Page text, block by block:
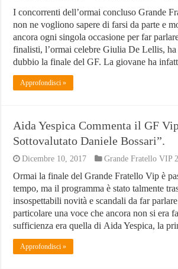
Philip Watch uomo, tutti i punti salienti
Derattizzazioni Enna: il piano anti-ratti di
Orologio più costoso al mondo
Villaggio Peschici: Scegli il Villaggio
Network Marketing Aziende Italiane – Lista
I concorrenti dell’ormai concluso Grande
non ne vogliono sapere di farsi da parte e
ancora ogni singola occasione per far
finalisti, l’ormai celebre Giulia De Lellis,
dubbio la finale del GF. La giovane ha
Approfondisci »
Aida Yespica Commenta il GF
Sottovalutato Daniele Bossari”.
Dicembre 10, 2017 Grande Fratello VIP 2
Ormai la finale del Grande Fratello Vip è
tempo, ma il programma è stato talmente
insospettabili novità e scandali da far
particolare una voce che ancora non si era
sufficienza era quella di Aida Yespica, la
Approfondisci »